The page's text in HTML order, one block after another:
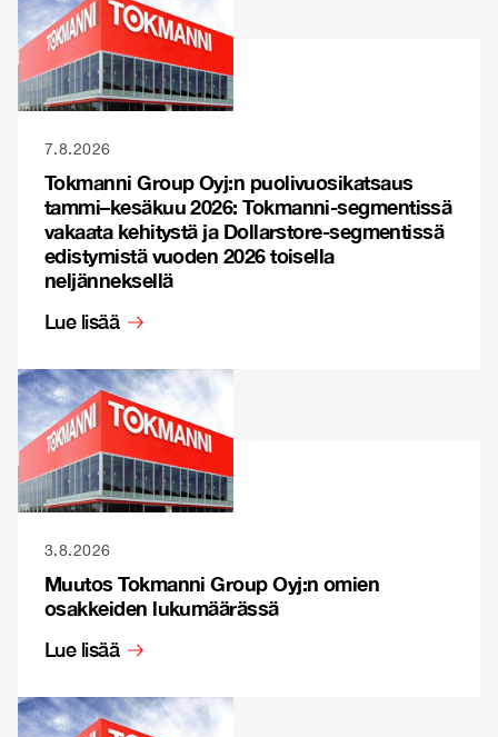
7.8.2026
Tokmanni Group Oyj:n puolivuosikatsaus
tammi–kesäkuu 2026: Tokmanni-segmentissä
vakaata kehitystä ja Dollarstore-segmentissä
edistymistä vuoden 2026 toisella
neljänneksellä
Lue lisää
3.8.2026
Muutos Tokmanni Group Oyj:n omien
osakkeiden lukumäärässä
Lue lisää